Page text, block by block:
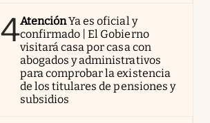
4AtenciónYa es oficial y
confirmado | El Gobierno
visitará casa por casa con
abogados y administrativos
para comprobar la existencia
de los titulares de pensiones y
subsidios